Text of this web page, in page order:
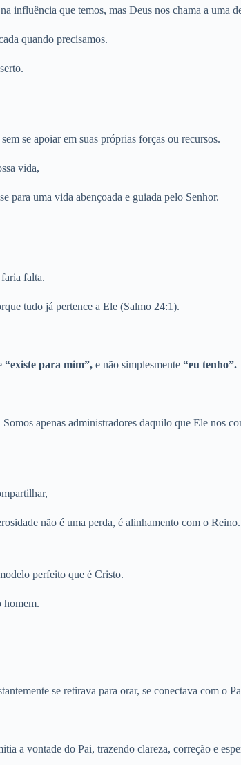
que temos, mas Deus nos chama a uma
quando precisamos.
se apoiar em suas próprias forças ou recursos.
vida,
para uma vida abençoada e guiada pelo Senhor.
falta.
tudo já pertence a Ele (Salmo 24:1).
“existe para mim”, e não simplesmente “eu tenho”.
apenas administradores daquilo que Ele nos
não é uma perda, é alinhamento com o Reino.
perfeito que é Cristo.
homem.
se retirava para orar, se conectava com o
a vontade do Pai, trazendo clareza, correção e